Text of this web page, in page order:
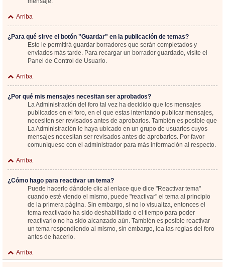
Arriba
¿Para qué sirve el botón "Guardar" en la publicación de temas?
Esto le permitirá guardar borradores que serán completados y
enviados más tarde. Para recargar un borrador guardado, visite el
Panel de Control de Usuario.
Arriba
¿Por qué mis mensajes necesitan ser aprobados?
La Administración del foro tal vez ha decidido que los mensajes
publicados en el foro, en el que estas intentando publicar mensajes,
necesiten ser revisados antes de aprobarlos. También es posible que
La Administración le haya ubicado en un grupo de usuarios cuyos
mensajes necesitan ser revisados antes de aprobarlos. Por favor
comuníquese con el administrador para más información al respecto.
Arriba
¿Cómo hago para reactivar un tema?
Puede hacerlo dándole clic al enlace que dice "Reactivar tema"
cuando esté viendo el mismo, puede "reactivar" el tema al principio
de la primera página. Sin embargo, si no lo visualiza, entonces el
tema reactivado ha sido deshabilitado o el tiempo para poder
reactivarlo no ha sido alcanzado aún. También es posible reactivar
un tema respondiendo al mismo, sin embargo, lea las reglas del foro
antes de hacerlo.
Arriba